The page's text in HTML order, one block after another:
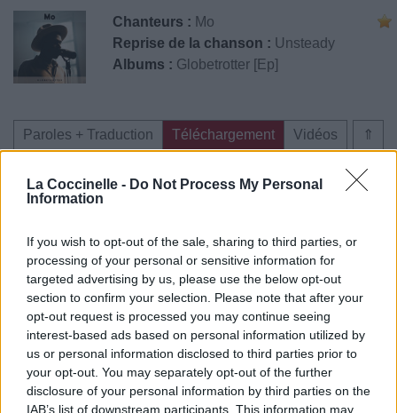
La Coccinelle - Do Not Process My Personal
Information
If you wish to opt-out of the sale, sharing to third parties, or
processing of your personal or sensitive information for
targeted advertising by us, please use the below opt-out
section to confirm your selection. Please note that after your
opt-out request is processed you may continue seeing
interest-based ads based on personal information utilized by
us or personal information disclosed to third parties prior to
your opt-out. You may separately opt-out of the further
disclosure of your personal information by third parties on the
IAB’s list of downstream participants. This information may
Chanteurs : Mo
Reprise de la chanson : Unsteady
Albums : Globetrotter [Ep]
⇑
Paroles + Traduction Téléchargement
Vidéos
Pour prolonger le plaisir musical :
Vous aimez chanter, apprenez la guitare chez
Télécharger légalement les MP3 sur
Télécharger légalement les MP3 ou trouver le CD sur
Trouver des vinyles et des CD sur
Trouver un instrument de musique ou une partition au
meilleur prix sur